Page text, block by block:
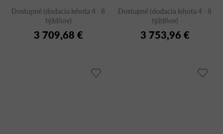
Dostupné (dodacia lehota 4 - 8
týždňov)
3 709,68 €
Dostupné (dodacia lehota 4 - 8
týždňov)
3 753,96 €